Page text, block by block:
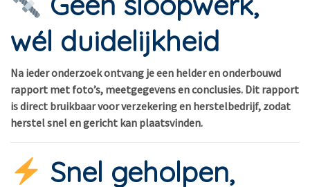
wél duidelijkheid
Na ieder onderzoek ontvang je een helder en onderbouwd
rapport met foto’s, meetgegevens en conclusies. Dit rapport
is direct bruikbaar voor verzekering en herstelbedrijf, zodat
herstel snel en gericht kan plaatsvinden.
Snel geholpen,